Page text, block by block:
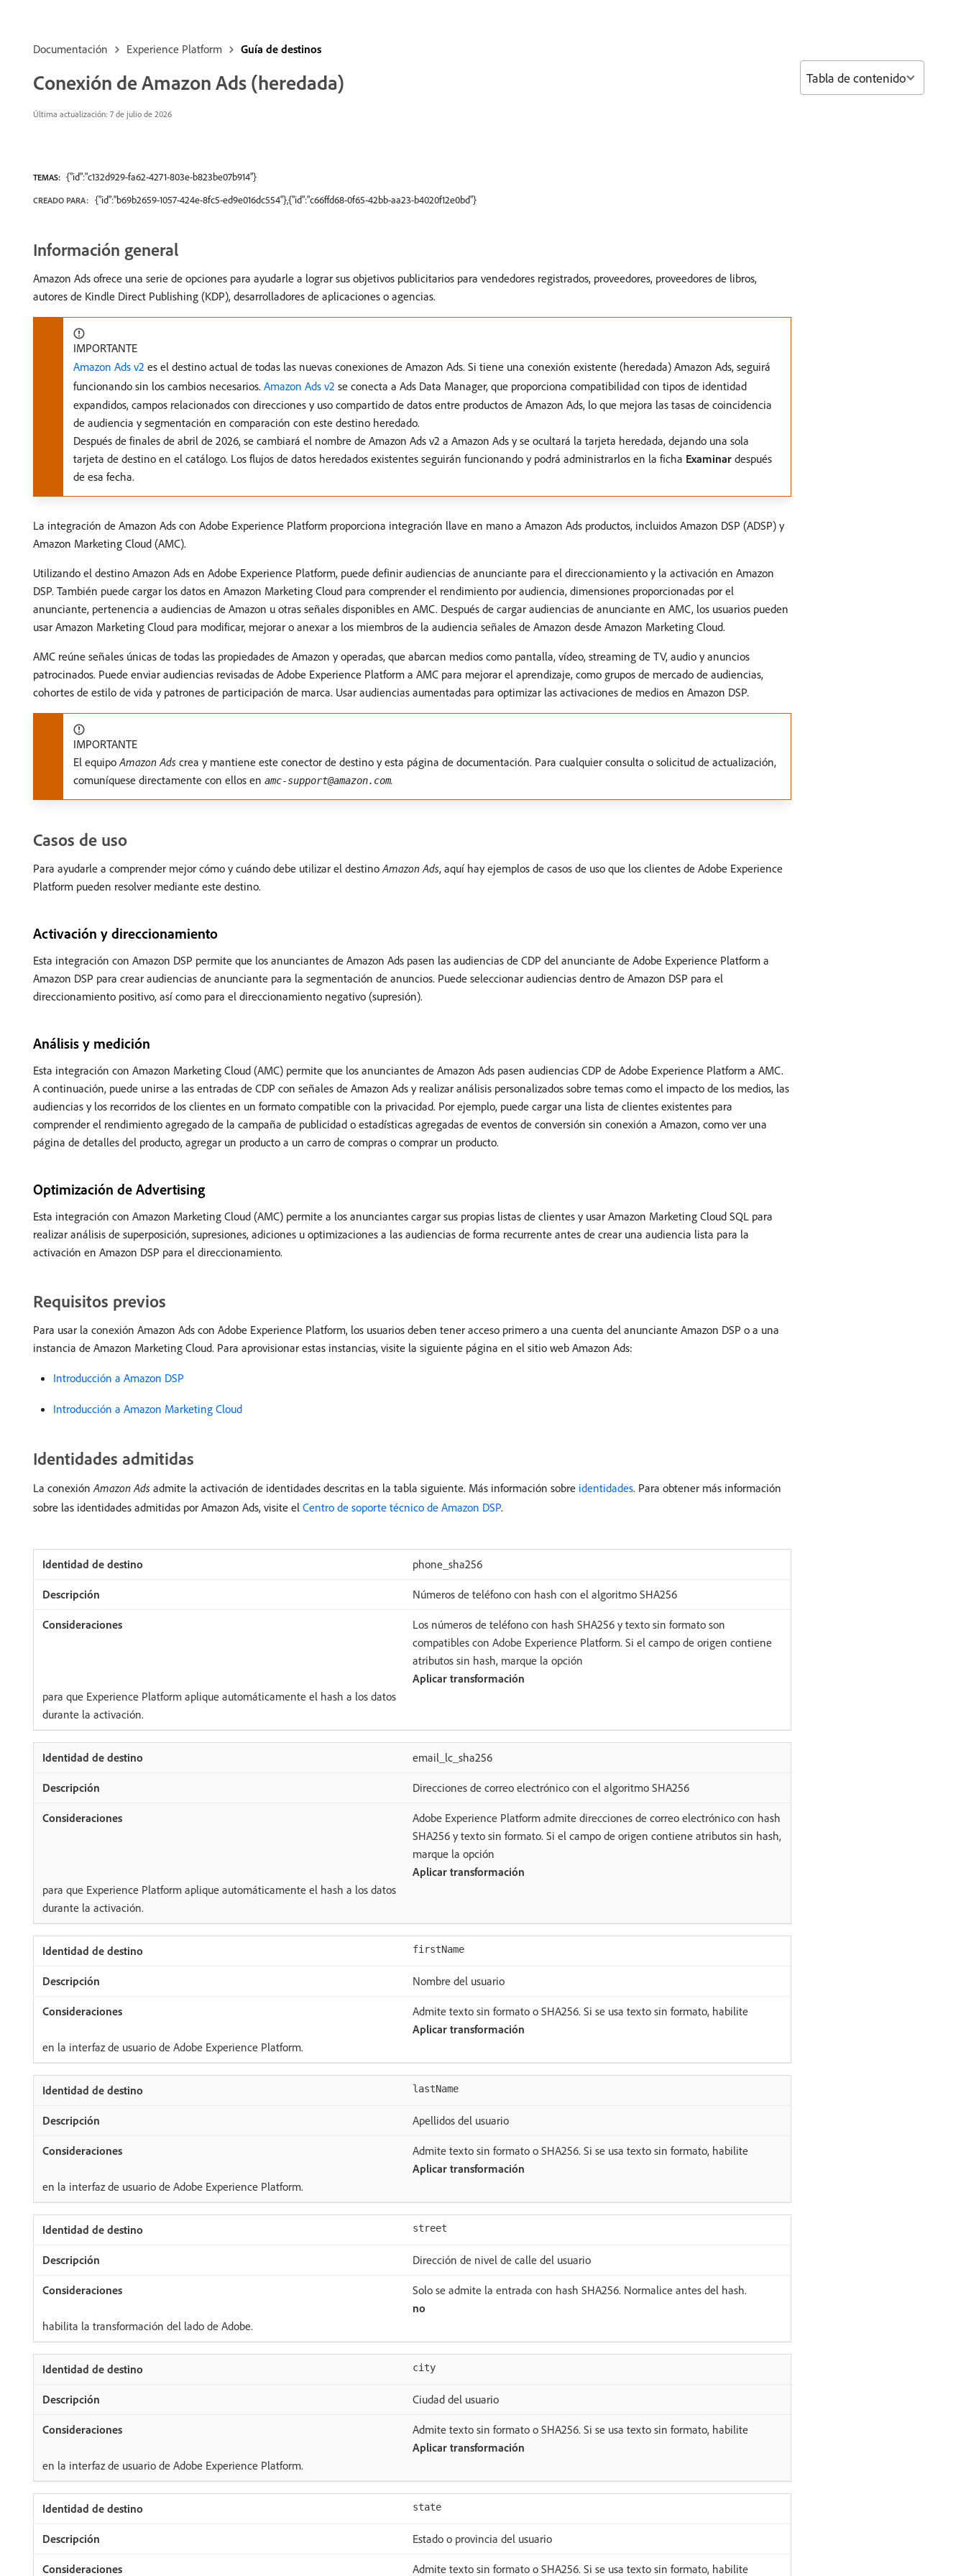
Documentación Experience Platform Guía de destinos
Conexión de Amazon Ads (heredada)
Última actualización: 7 de julio de 2026
TEMAS: {"id":"c132d929-fa62-4271-803e-b823be07b914"}
CREADO PARA: {"id":"b69b2659-1057-424e-8fc5-ed9e016dc554"},{"id":"c66ffd68-0f65-42bb-aa23-b4020f12e0bd"}
Información general
Amazon Ads ofrece una serie de opciones para ayudarle a lograr sus objetivos publicitarios para vendedores registrados, proveedores, proveedores de libros,
autores de Kindle Direct Publishing (KDP), desarrolladores de aplicaciones o agencias.
IMPORTANTE
Amazon Ads v2 es el destino actual de todas las nuevas conexiones de Amazon Ads. Si tiene una conexión existente (heredada) Amazon Ads, seguirá
funcionando sin los cambios necesarios. Amazon Ads v2 se conecta a Ads Data Manager, que proporciona compatibilidad con tipos de identidad
expandidos, campos relacionados con direcciones y uso compartido de datos entre productos de Amazon Ads, lo que mejora las tasas de coincidencia
de audiencia y segmentación en comparación con este destino heredado.
Después de finales de abril de 2026, se cambiará el nombre de Amazon Ads v2 a Amazon Ads y se ocultará la tarjeta heredada, dejando una sola
tarjeta de destino en el catálogo. Los flujos de datos heredados existentes seguirán funcionando y podrá administrarlos en la ficha Examinar después
de esa fecha.
La integración de Amazon Ads con Adobe Experience Platform proporciona integración llave en mano a Amazon Ads productos, incluidos Amazon DSP (ADSP) y
Amazon Marketing Cloud (AMC).
Utilizando el destino Amazon Ads en Adobe Experience Platform, puede definir audiencias de anunciante para el direccionamiento y la activación en Amazon
DSP. También puede cargar los datos en Amazon Marketing Cloud para comprender el rendimiento por audiencia, dimensiones proporcionadas por el
anunciante, pertenencia a audiencias de Amazon u otras señales disponibles en AMC. Después de cargar audiencias de anunciante en AMC, los usuarios pueden
usar Amazon Marketing Cloud para modificar, mejorar o anexar a los miembros de la audiencia señales de Amazon desde Amazon Marketing Cloud.
AMC reúne señales únicas de todas las propiedades de Amazon y operadas, que abarcan medios como pantalla, vídeo, streaming de TV, audio y anuncios
patrocinados. Puede enviar audiencias revisadas de Adobe Experience Platform a AMC para mejorar el aprendizaje, como grupos de mercado de audiencias,
cohortes de estilo de vida y patrones de participación de marca. Usar audiencias aumentadas para optimizar las activaciones de medios en Amazon DSP.
IMPORTANTE
El equipoAmazon Ads crea y mantiene este conector de destino y esta página de documentación. Para cualquier consulta o solicitud de actualización,
comuníquese directamente con ellos en amc-support@amazon.com.
Casos de uso
Para ayudarle a comprender mejor cómo y cuándo debe utilizar el destinoAmazon Ads, aquí hay ejemplos de casos de uso que los clientes de Adobe Experience
Platform pueden resolver mediante este destino.
Activación y direccionamiento
Esta integración con Amazon DSP permite que los anunciantes de Amazon Ads pasen las audiencias de CDP del anunciante de Adobe Experience Platform a
Amazon DSP para crear audiencias de anunciante para la segmentación de anuncios. Puede seleccionar audiencias dentro de Amazon DSP para el
direccionamiento positivo, así como para el direccionamiento negativo (supresión).
Análisis y medición
Esta integración con Amazon Marketing Cloud (AMC) permite que los anunciantes de Amazon Ads pasen audiencias CDP de Adobe Experience Platform a AMC.
A continuación, puede unirse a las entradas de CDP con señales de Amazon Ads y realizar análisis personalizados sobre temas como el impacto de los medios, las
audiencias y los recorridos de los clientes en un formato compatible con la privacidad. Por ejemplo, puede cargar una lista de clientes existentes para
comprender el rendimiento agregado de la campaña de publicidad o estadísticas agregadas de eventos de conversión sin conexión a Amazon, como ver una
página de detalles del producto, agregar un producto a un carro de compras o comprar un producto.
Optimización de Advertising
Esta integración con Amazon Marketing Cloud (AMC) permite a los anunciantes cargar sus propias listas de clientes y usar Amazon Marketing Cloud SQL para
realizar análisis de superposición, supresiones, adiciones u optimizaciones a las audiencias de forma recurrente antes de crear una audiencia lista para la
activación en Amazon DSP para el direccionamiento.
Requisitos previos
Para usar la conexión Amazon Ads con Adobe Experience Platform, los usuarios deben tener acceso primero a una cuenta del anunciante Amazon DSP o a una
instancia de Amazon Marketing Cloud. Para aprovisionar estas instancias, visite la siguiente página en el sitio web Amazon Ads:
Introducción a Amazon DSP
Introducción a Amazon Marketing Cloud
Identidades admitidas
La conexiónAmazon Ads admite la activación de identidades descritas en la tabla siguiente. Más información sobre identidades. Para obtener más información
sobre las identidades admitidas por Amazon Ads, visite el Centro de soporte técnico de Amazon DSP.
phone_sha256
Números de teléfono con hash con el algoritmo SHA256
Los números de teléfono con hash SHA256 y texto sin formato son
compatibles con Adobe Experience Platform. Si el campo de origen contiene
atributos sin hash, marque la opción
Aplicar transformación
para que Experience Platform aplique automáticamente el hash a los datos
durante la activación.
email_lc_sha256
Direcciones de correo electrónico con el algoritmo SHA256
Adobe Experience Platform admite direcciones de correo electrónico con hash
SHA256 y texto sin formato. Si el campo de origen contiene atributos sin hash,
marque la opción
Aplicar transformación
para que Experience Platform aplique automáticamente el hash a los datos
durante la activación.
firstName
Nombre del usuario
Admite texto sin formato o SHA256. Si se usa texto sin formato, habilite
Aplicar transformación
en la interfaz de usuario de Adobe Experience Platform.
lastName
Apellidos del usuario
Admite texto sin formato o SHA256. Si se usa texto sin formato, habilite
Aplicar transformación
en la interfaz de usuario de Adobe Experience Platform.
street
Dirección de nivel de calle del usuario
Solo se admite la entrada con hash SHA256. Normalice antes del hash.
no
habilita la transformación del lado de Adobe.
city
Ciudad del usuario
Admite texto sin formato o SHA256. Si se usa texto sin formato, habilite
Aplicar transformación
en la interfaz de usuario de Adobe Experience Platform.
state
Estado o provincia del usuario
Admite texto sin formato o SHA256. Si se usa texto sin formato, habilite
Tabla de contenido